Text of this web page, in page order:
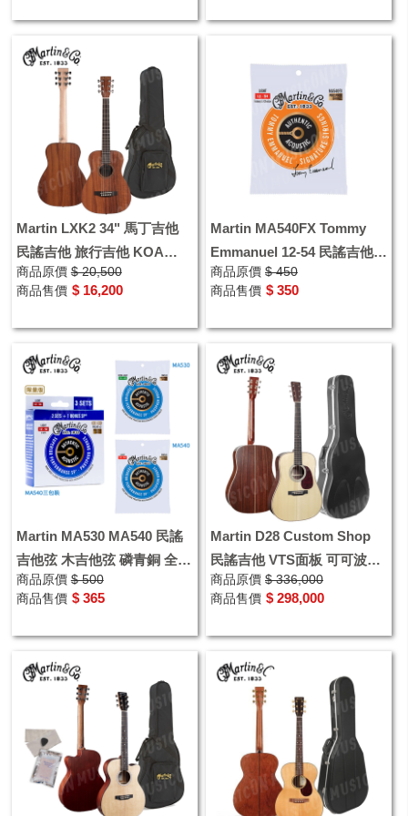
Martin LXK2 34" 馬丁吉他
民謠吉他 旅行吉他 KOA
HPL 附原廠袋 木吉他
商品原價 $ 20,500
商品售價 $ 16,200
Martin MA540FX Tommy
Emmanuel 12-54 民謠吉他弦
木吉他弦 磷青銅
商品原價 $ 450
商品售價 $ 350
Martin MA530 MA540 民謠
吉他弦 木吉他弦 磷青銅 全新
專利技術 還有限量版三包裝
優惠
商品原價 $ 500
商品售價 $ 365
Martin D28 Custom Shop
民謠吉他 VTS面板 可可波羅
Cocobolo 贈原廠硬盒
商品原價 $ 336,000
商品售價 $ 298,000